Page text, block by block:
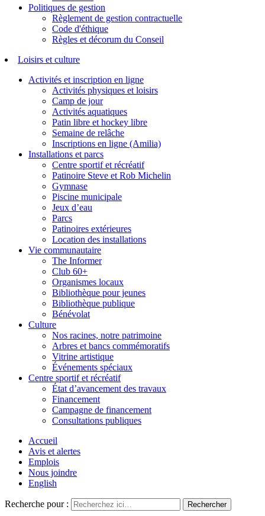
Politiques de gestion
Règlement de gestion contractuelle
Code d'éthique
Règles et décorum du Conseil
Loisirs et culture
Activités et inscription en ligne
Activités physiques et loisirs
Camp de jour
Activités aquatiques
Patin libre et hockey libre
Semaine de relâche
Inscriptions en ligne (Amilia)
Installations et parcs
Centre sportif et récréatif
Patinoire Steve et Rob Michelin
Gymnase
Piscine municipale
Jeux d’eau
Parcs
Patinoires extérieures
Location des installations
Vie communautaire
The Informer
Club 60+
Organismes locaux
Bibliothèque pour jeunes
Bibliothèque publique
Bénévolat
Culture
Nos racines, notre patrimoine
Arbres et bancs commémoratifs
Vitrine artistique
Événements spéciaux
Centre sportif et récréatif
État d’avancement des travaux
Financement
Campagne de financement
Consultations publiques
Accueil
Avis et alertes
Emplois
Nous joindre
English
Recherche pour :